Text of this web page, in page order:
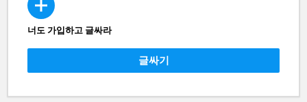
CREATE
너도 가입하고 글싸라
글싸기